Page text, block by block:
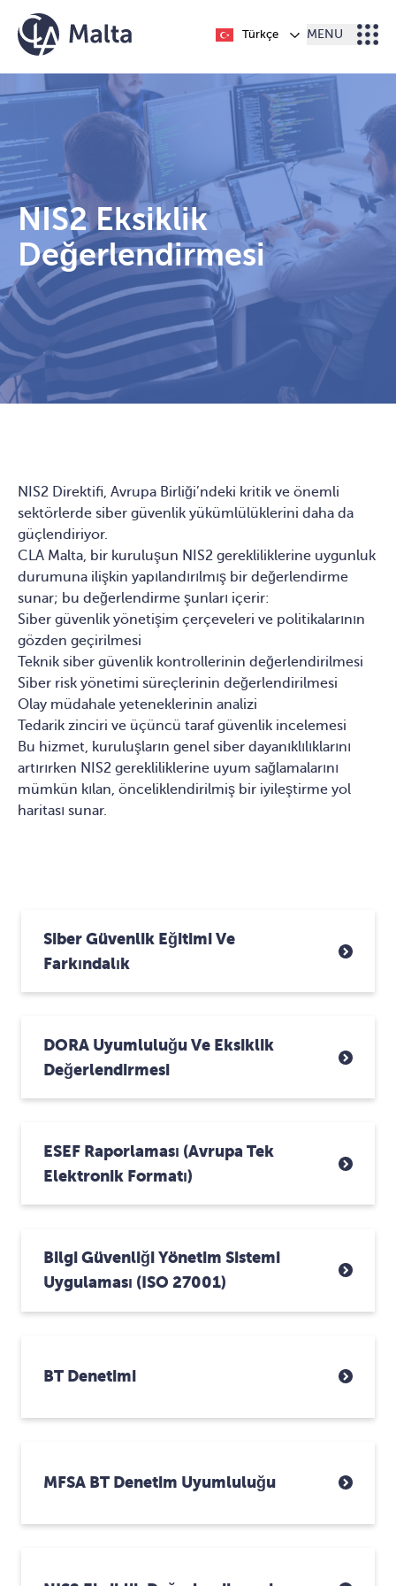
İçeriğe geç
Türkçe MENU
NIS2 Eksiklik
Değerlendirmesi
NIS2 Direktifi, Avrupa Birliği’ndeki kritik ve önemli
sektörlerde siber güvenlik yükümlülüklerini daha da
güçlendiriyor.
CLA Malta, bir kuruluşun NIS2 gerekliliklerine uygunluk
durumuna ilişkin yapılandırılmış bir değerlendirme
sunar; bu değerlendirme şunları içerir:
Siber güvenlik yönetişim çerçeveleri ve politikalarının
gözden geçirilmesi
Teknik siber güvenlik kontrollerinin değerlendirilmesi
Siber risk yönetimi süreçlerinin değerlendirilmesi
Olay müdahale yeteneklerinin analizi
Tedarik zinciri ve üçüncü taraf güvenlik incelemesi
Bu hizmet, kuruluşların genel siber dayanıklılıklarını
artırırken NIS2 gerekliliklerine uyum sağlamalarını
mümkün kılan, önceliklendirilmiş bir iyileştirme yol
haritası sunar.
Siber Güvenlik Eğitimi Ve
Farkındalık
DORA Uyumluluğu Ve Eksiklik
Değerlendirmesi
ESEF Raporlaması (Avrupa Tek
Elektronik Formatı)
Bilgi Güvenliği Yönetim Sistemi
Uygulaması (ISO 27001)
BT Denetimi
MFSA BT Denetim Uyumluluğu